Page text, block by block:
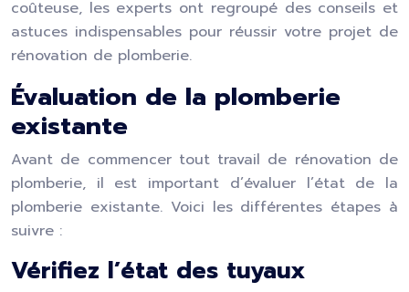
coûteuse, les experts ont regroupé des conseils et
astuces indispensables pour réussir votre projet de
rénovation de plomberie.
Évaluation de la plomberie
existante
Avant de commencer tout travail de rénovation de
plomberie, il est important d’évaluer l’état de la
plomberie existante. Voici les différentes étapes à
suivre :
Vérifiez l’état des tuyaux